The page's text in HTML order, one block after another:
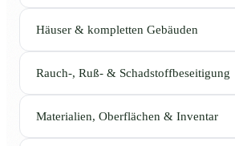
Häuser & kompletten Gebäuden
Rauch-, Ruß- & Schadstoffbeseitigung
Materialien, Oberflächen & Inventar